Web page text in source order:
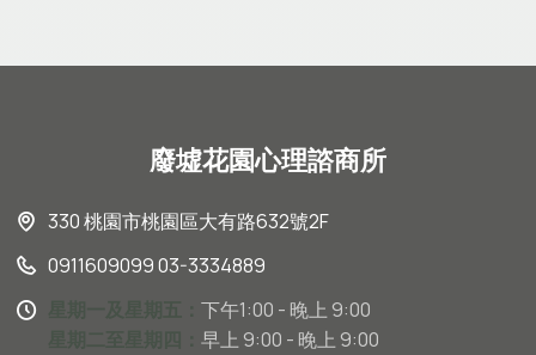
廢墟花園心理諮商所
330 桃園市桃園區大有路632號2F
0911609099 03-3334889
下午1:00 - 晚上 9:00
早上 9:00 - 晚上 9:00